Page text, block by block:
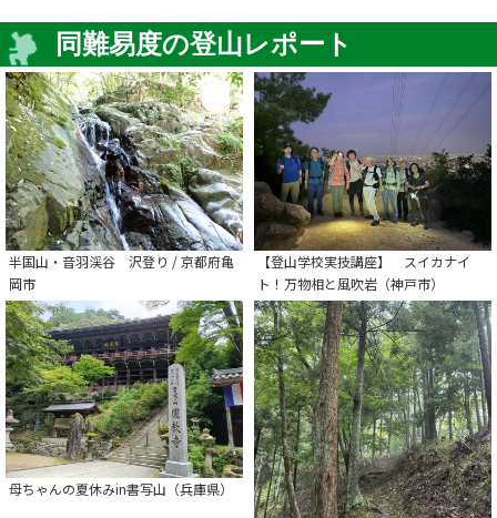
同難易度の登山レポート
半国山・音羽渓谷 沢登り / 京都府亀
岡市
【登山学校実技講座】 スイカナイ
ト！万物相と風吹岩（神戸市）
母ちゃんの夏休みin書写山（兵庫県）